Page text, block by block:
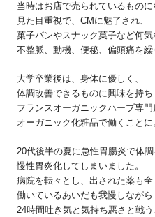
当時はお店で売られているもの
見た目重視で、CMに魅了され、
菓子パンやスナック菓子など何
不整脈、動機、便秘、偏頭痛を
大学卒業後は、身体に優しく、
体調改善できるものに興味を持ち
フランスオーガニックハーブ専門
オーガニック化粧品で働くことに
20代後半の夏に急性胃腸炎で体
慢性胃炎化してしまいました。
病院を転々とし、 出された薬も
働いているあいだも我慢しながら
24時間吐き気と気持ち悪さと戦